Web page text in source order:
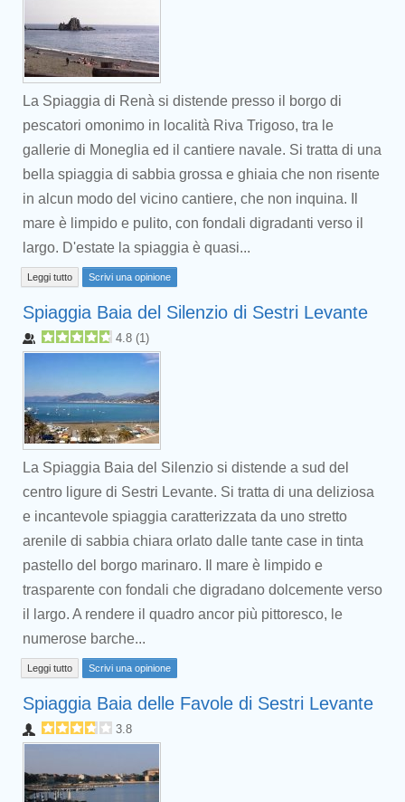
La Spiaggia di Renà si distende presso il borgo di
pescatori omonimo in località Riva Trigoso, tra le
gallerie di Moneglia ed il cantiere navale. Si tratta di una
bella spiaggia di sabbia grossa e ghiaia che non risente
in alcun modo del vicino cantiere, che non inquina. Il
mare è limpido e pulito, con fondali digradanti verso il
largo. D'estate la spiaggia è quasi...
Leggi tutto Scrivi una opinione
Spiaggia Baia del Silenzio di Sestri Levante
4.8 (1)
La Spiaggia Baia del Silenzio si distende a sud del
centro ligure di Sestri Levante. Si tratta di una deliziosa
e incantevole spiaggia caratterizzata da uno stretto
arenile di sabbia chiara orlato dalle tante case in tinta
pastello del borgo marinaro. Il mare è limpido e
trasparente con fondali che digradano dolcemente verso
il largo. A rendere il quadro ancor più pittoresco, le
numerose barche...
Leggi tutto Scrivi una opinione
Spiaggia Baia delle Favole di Sestri Levante
3.8